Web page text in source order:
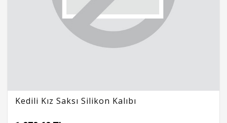
Kedili Kız Saksı Silikon Kalıbı